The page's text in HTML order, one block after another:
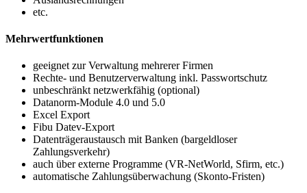
etc.
Mehrwertfunktionen
geeignet zur Verwaltung mehrerer Firmen
Rechte- und Benutzerverwaltung inkl. Passwortschutz
unbeschränkt netzwerkfähig (optional)
Datanorm-Module 4.0 und 5.0
Excel Export
Fibu Datev-Export
Datenträgeraustausch mit Banken (bargeldloser
Zahlungsverkehr)
auch über externe Programme (VR-NetWorld, Sfirm, etc.)
automatische Zahlungsüberwachung (Skonto-Fristen)